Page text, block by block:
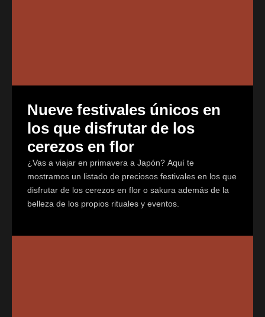
Nueve festivales únicos en
los que disfrutar de los
cerezos en flor
¿Vas a viajar en primavera a Japón? Aquí te
mostramos un listado de preciosos festivales en los que
disfrutar de los cerezos en flor o sakura además de la
belleza de los propios rituales y eventos.